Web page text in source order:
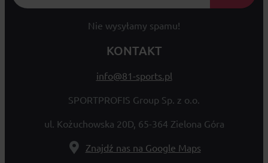
Nie wysyłamy spamu!
KONTAKT
info@81-sports.pl
SPORTPROFIS Group Sp. z o.o.
ul. Kożuchowska 20D, 65-364 Zielona Góra
Znajdź nas na Google Maps